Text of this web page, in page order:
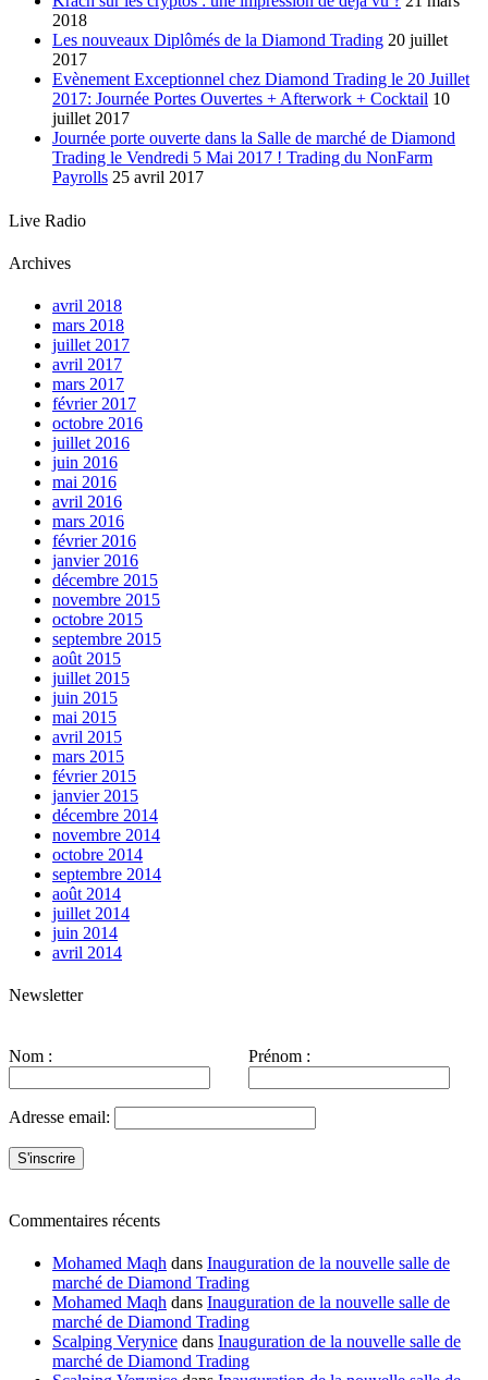
2018
Les nouveaux Diplômés de la Diamond Trading 20 juillet
2017
Evènement Exceptionnel chez Diamond Trading le 20 Juillet
2017: Journée Portes Ouvertes + Afterwork + Cocktail 10
juillet 2017
Journée porte ouverte dans la Salle de marché de Diamond
Trading le Vendredi 5 Mai 2017 ! Trading du NonFarm
Payrolls 25 avril 2017
Live Radio
Archives
avril 2018
mars 2018
juillet 2017
avril 2017
mars 2017
février 2017
octobre 2016
juillet 2016
juin 2016
mai 2016
avril 2016
mars 2016
février 2016
janvier 2016
décembre 2015
novembre 2015
octobre 2015
septembre 2015
août 2015
juillet 2015
juin 2015
mai 2015
avril 2015
mars 2015
février 2015
janvier 2015
décembre 2014
novembre 2014
octobre 2014
septembre 2014
août 2014
juillet 2014
juin 2014
avril 2014
Newsletter
Nom : Prénom :
Adresse email:
Commentaires récents
Mohamed Maqh dans Inauguration de la nouvelle salle de
marché de Diamond Trading
Mohamed Maqh dans Inauguration de la nouvelle salle de
marché de Diamond Trading
Scalping Verynice dans Inauguration de la nouvelle salle de
marché de Diamond Trading